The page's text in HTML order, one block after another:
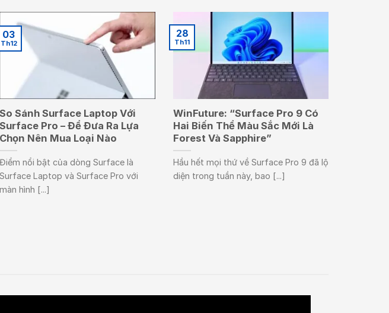
So Sánh Surface Laptop Với
Surface Pro – Để Đưa Ra Lựa
Chọn Nên Mua Loại Nào
Điểm nổi bật của dòng Surface là
Surface Laptop và Surface Pro với
màn hình [...]
03
Th12
WinFuture: “Surface Pro 9 Có
Hai Biến Thể Màu Sắc Mới Là
Forest Và Sapphire”
Hầu hết mọi thứ về Surface Pro 9 đã lộ
diện trong tuần này, bao [...]
28
Th11